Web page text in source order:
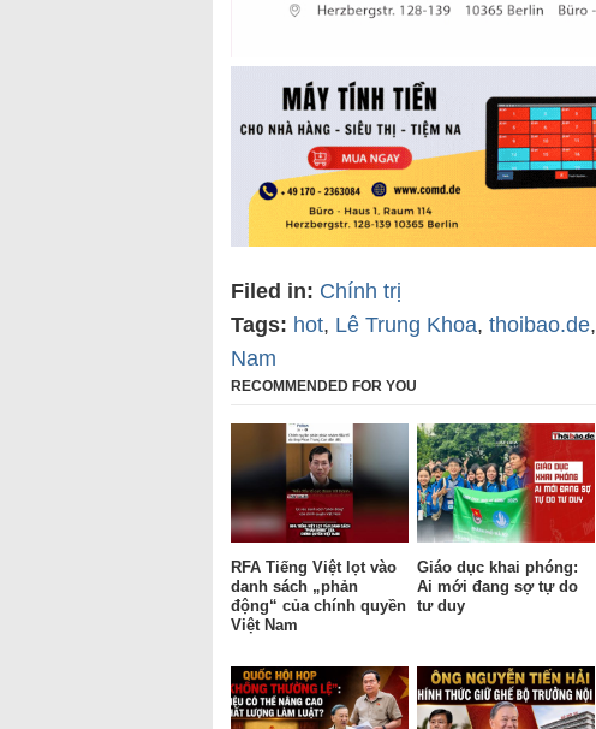
Filed in: Chính trị
Tags: hot, Lê Trung Khoa, thoibao.de,
Nam
RECOMMENDED FOR YOU
RFA Tiếng Việt lọt vào
danh sách „phản
động“ của chính quyền
Việt Nam
Giáo dục khai phóng:
Ai mới đang sợ tự do
tư duy